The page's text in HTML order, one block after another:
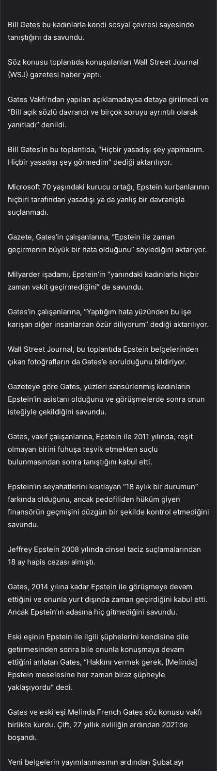
Bill Gates bu kadınlarla kendi sosyal çevresi sayesinde
tanıştığını da savundu.
Söz konusu toplantıda konuşulanları Wall Street Journal
(WSJ) gazetesi haber yaptı.
Gates Vakfı’ndan yapılan açıklamadaysa detaya girilmedi ve
“Bill açık sözlü davrandı ve birçok soruyu ayrıntılı olarak
yanıtladı” denildi.
Bill Gates’in bu toplantıda, “Hiçbir yasadışı şey yapmadım.
Hiçbir yasadışı şey görmedim” dediği aktarılıyor.
Microsoft 70 yaşındaki kurucu ortağı, Epstein kurbanlarının
hiçbiri tarafından yasadışı ya da yanlış bir davranışla
suçlanmadı.
Gazete, Gates’in çalışanlarına, “Epstein ile zaman
geçirmenin büyük bir hata olduğunu” söylediğini aktarıyor.
Milyarder işadamı, Epstein’in “yanındaki kadınlarla hiçbir
zaman vakit geçirmediğini” de savundu.
Gates’in çalışanlarına, “Yaptığım hata yüzünden bu işe
karışan diğer insanlardan özür diliyorum” dediği aktarılıyor.
Wall Street Journal, bu toplantıda Epstein belgelerinden
çıkan fotoğrafların da Gates’e sorulduğunu bildiriyor.
Gazeteye göre Gates, yüzleri sansürlenmiş kadınların
Epstein’in asistanı olduğunu ve görüşmelerde sonra onun
isteğiyle çekildiğini savundu.
Gates, vakıf çalışanlarına, Epstein ile 2011 yılında, reşit
olmayan birini fuhuşa teşvik etmekten suçlu
bulunmasından sonra tanıştığını kabul etti.
Epstein’ın seyahatlerini kısıtlayan “18 aylık bir durumun”
farkında olduğunu, ancak pedofiliden hüküm giyen
finansörün geçmişini düzgün bir şekilde kontrol etmediğini
savundu.
Jeffrey Epstein 2008 yılında cinsel taciz suçlamalarından
18 ay hapis cezası almıştı.
Gates, 2014 yılına kadar Epstein ile görüşmeye devam
ettiğini ve onunla yurt dışında zaman geçirdiğini kabul etti.
Ancak Epstein’ın adasına hiç gitmediğini savundu.
Eski eşinin Epstein ile ilgili şüphelerini kendisine dile
getirmesinden sonra bile onunla konuşmaya devam
ettiğini anlatan Gates, “Hakkını vermek gerek, [Melinda]
Epstein meselesine her zaman biraz şüpheyle
yaklaşıyordu” dedi.
Gates ve eski eşi Melinda French Gates söz konusu vakfı
birlikte kurdu. Çift, 27 yıllık evliliğin ardından 2021’de
boşandı.
Yeni belgelerin yayımlanmasının ardından Şubat ayı